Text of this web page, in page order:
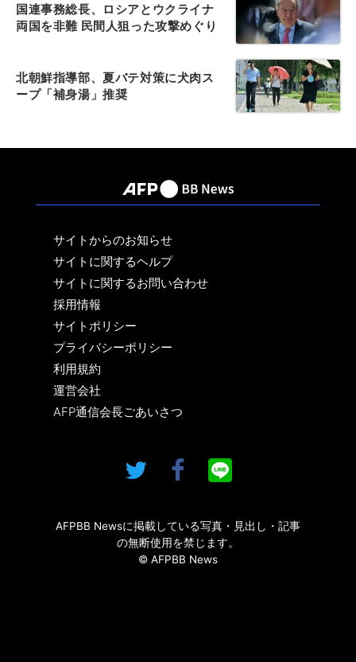
国連事務総長、ロシアとウクライナ
両国を非難 民間人狙った攻撃めぐり
北朝鮮指導部、夏バテ対策に犬肉ス
ープ「補身湯」推奨
サイトからのお知らせ
サイトに関するヘルプ
サイトに関するお問い合わせ
採用情報
サイトポリシー
プライバシーポリシー
利用規約
運営会社
AFP通信会長ごあいさつ
AFPBB Newsに掲載している写真・見出し・記事
の無断使用を禁じます。
© AFPBB News